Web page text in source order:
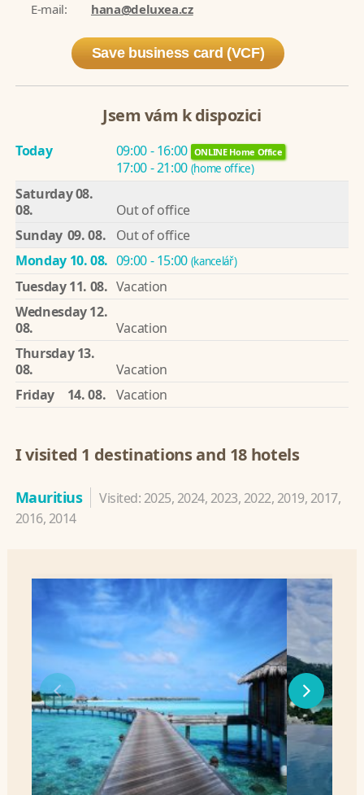
E-mail:
hana@deluxea.cz
Save business card (VCF)
Jsem vám k dispozici
Today 09:00 - 16:00 ONLINE Home Office
17:00 - 21:00 (home office)
Saturday08.
08.
Out of office
Sunday 09. 08.
Out of office
Monday10. 08. 09:00 - 15:00 (kancelář)
Tuesday11. 08. Vacation
Wednesday12.
08.
Vacation
Thursday13.
08.
Vacation
Friday
14. 08. Vacation
I visited 1 destinations and 18 hotels
Mauritius
Visited: 2025, 2024, 2023, 2022, 2019, 2017,
2016, 2014